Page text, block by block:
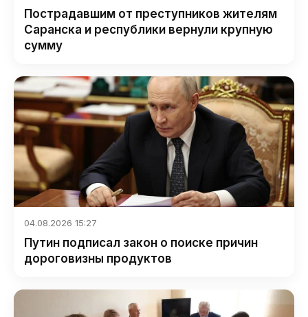
Пострадавшим от преступников жителям
Саранска и республики вернули крупную
сумму
04.08.2026 15:27
Путин подписал закон о поиске причин
дороговизны продуктов